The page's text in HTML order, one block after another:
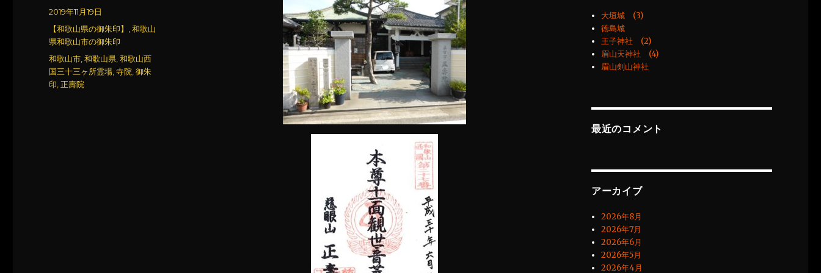
投
稿
日:
2019年11月19日
カ
テ
ゴ
リ
ー
【和歌山県の御朱印】 ,和歌山
県和歌山市の御朱印
タ
グ
和歌山市 ,和歌山県 ,和歌山西
国三十三ヶ所霊場 ,寺院 ,御朱
印 ,正壽院
大垣城 (3)
徳島城
王子神社 (2)
眉山天神社 (4)
眉山剣山神社
最近のコメント
アーカイブ
2026年8月
2026年7月
2026年6月
2026年5月
2026年4月